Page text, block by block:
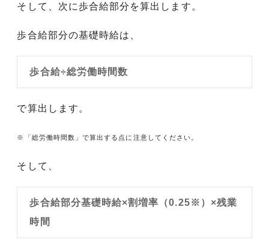
そして、次に歩合給部分を算出します。
歩合給部分の基礎時給は、
歩合給÷総労働時間数
で算出します。
※「総労働時間数」で算出する点に注意してください。
そして、
歩合給部分基礎時給×割増率（0.25※）×残業
時間